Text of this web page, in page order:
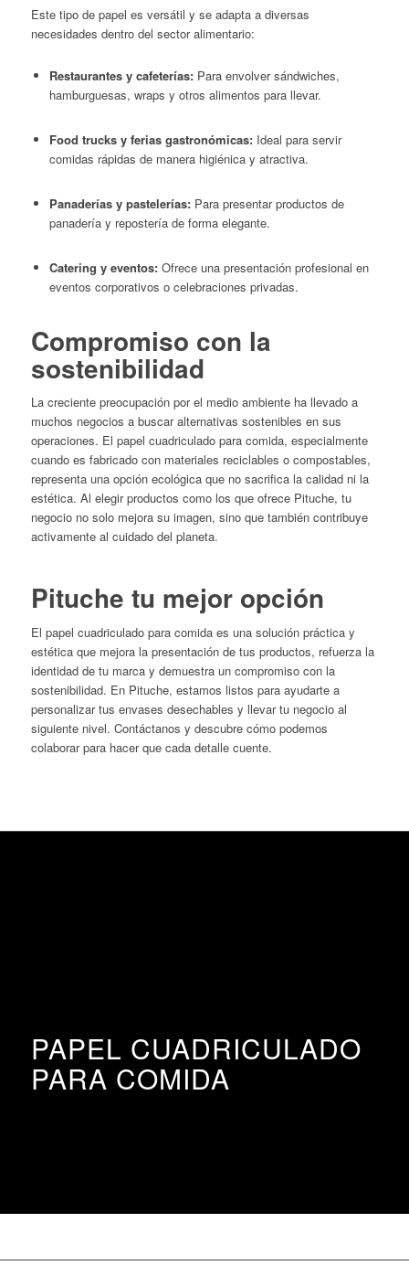
Este tipo de papel es versátil y se adapta a diversas
necesidades dentro del sector alimentario:​
Restaurantes y cafeterías:Para envolver sándwiches,
hamburguesas, wraps y otros alimentos para llevar.​
Food trucks y ferias gastronómicas:Ideal para servir
comidas rápidas de manera higiénica y atractiva.​
Panaderías y pastelerías: Para presentar productos de
panadería y repostería de forma elegante.
Catering y eventos: Ofrece una presentación profesional en
eventos corporativos o celebraciones privadas.
Compromiso con la
sostenibilidad
La creciente preocupación por el medio ambiente ha llevado a
muchos negocios a buscar alternativas sostenibles en sus
operaciones. El papel cuadriculado para comida, especialmente
cuando es fabricado con materiales reciclables o compostables,
representa una opción ecológica que no sacrifica la calidad ni la
estética. Al elegir productos como los que ofrece Pituche, tu
negocio no solo mejora su imagen, sino que también contribuye
activamente al cuidado del planeta.
Pituche tu mejor opción
El papel cuadriculado para comida es una solución práctica y
estética que mejora la presentación de tus productos, refuerza la
identidad de tu marca y demuestra un compromiso con la
sostenibilidad. En Pituche, estamos listos para ayudarte a
personalizar tus envases desechables y llevar tu negocio al
siguiente nivel. Contáctanos y descubre cómo podemos
colaborar para hacer que cada detalle cuente.
PAPEL CUADRICULADO
PARA COMIDA